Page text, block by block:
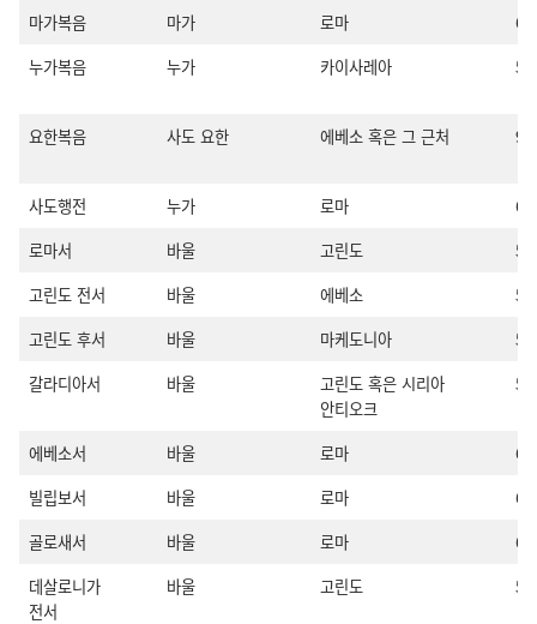
마가복음 마가 로마
누가복음
누가 카이사레아
요한복음 사도 요한 에베소 혹은 그 근처 98
사도행전 누가 로마
61
로마서
바울 고린도
56
고린도 전서
바울 에베소
55
고린도 후서
바울 마케도니아
55
갈라디아서
바울
고린도 혹은 시리아
안티오크
에베소서 바울 로마
빌립보서
바울 로마
골로새서
바울 로마
데살로니가
전서
바울 고린도 50